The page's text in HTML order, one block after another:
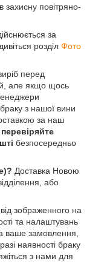
захисну повітряно-
за
розділ Фото
перед
але якщо щось
з нашої вини
за наш
перевіряйте
безпосередньо
Доставка Новою
або
зображенного на
та налаштувань
ваше замовлення,
наявності браку
з нами для